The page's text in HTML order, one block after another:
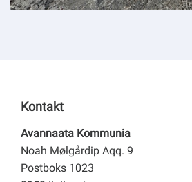
Kontakt
Avannaata Kommunia
Noah Mølgårdip Aqq. 9
Postboks 1023